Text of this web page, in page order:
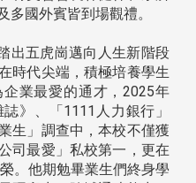
國外賓皆到場觀禮。
出五虎崗邁向人生新階段
時代尖端，積極培養學生
業最愛的通才，2025年
》、「1111人力銀行」
生」調查中，本校不僅獲
司最愛」私校第一，更在
。他期勉畢業生們終身學